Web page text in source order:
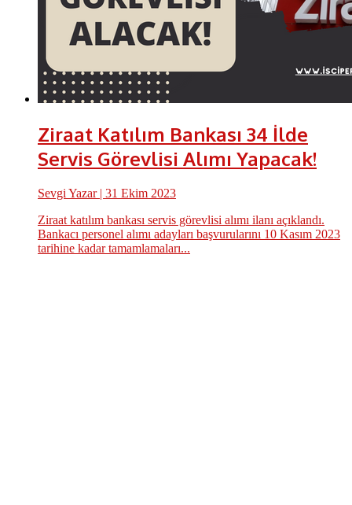
Ziraat Katılım Bankası 34 İlde
Servis Görevlisi Alımı Yapacak!
Sevgi Yazar| 31 Ekim 2023
Ziraat katılım bankası servis görevlisi alımı ilanı açıklandı.
Bankacı personel alımı adayları başvurularını 10 Kasım 2023
tarihine kadar tamamlamaları...